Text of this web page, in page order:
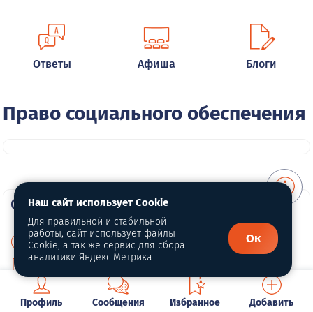
Ответы Афиша Блоги
Право социального обеспечения
О портале
О нас
Политика конфиденциальности
Публичная оферта
Профиль Сообщения Избранное Добавить
Наш сайт использует Cookie
Для правильной и стабильной
работы, сайт использует файлы
Cookie, а так же сервис для сбора
аналитики Яндекс.Метрика
Ок